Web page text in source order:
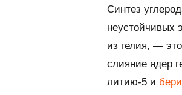
Синтез
неустойчивых
из гелия, —
слияние ядер
литию-5 и